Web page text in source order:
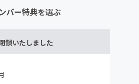
バー特典を選ぶ
鎖いたしました